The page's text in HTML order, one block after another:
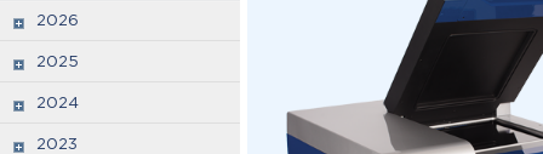
2026
2025
2024
2023